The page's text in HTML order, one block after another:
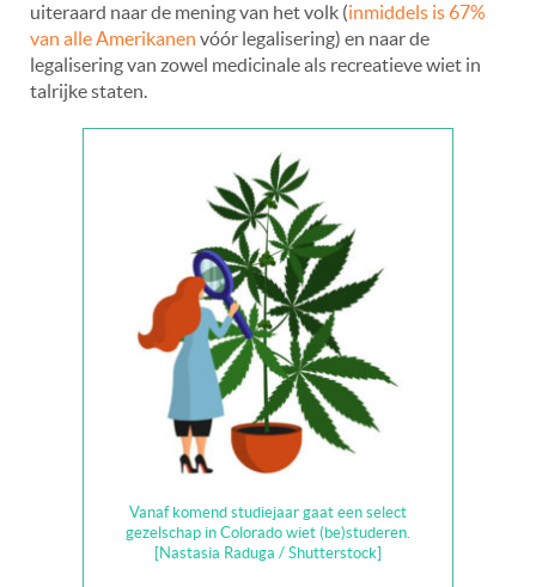
uiteraard naar de mening van het volk (inmiddels is 67%
van alle Amerikanen vóór legalisering) en naar de
legalisering van zowel medicinale als recreatieve wiet in
talrijke staten.
Vanaf komend studiejaar gaat een select
gezelschap in Colorado wiet (be)studeren.
[Nastasia Raduga / Shutterstock]